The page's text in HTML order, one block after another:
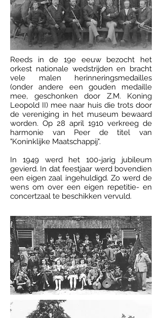
Reeds in de 19e eeuw bezocht het
orkest nationale wedstrijden en bracht
vele malen herinneringsmedailles
(onder andere een gouden medaille
mee, geschonken door Z.M. Koning
Leopold II) mee naar huis die trots door
de vereniging in het museum bewaard
worden. Op 28 april 1910 verkreeg de
harmonie van Peer de titel van
"Koninklijke Maatschappij".
​In 1949 werd het 100-jarig jubileum
gevierd. In dat feestjaar werd bovendien
een eigen zaal ingehuldigd. Zo werd de
wens om over een eigen repetitie- en
concertzaal te beschikken vervuld.